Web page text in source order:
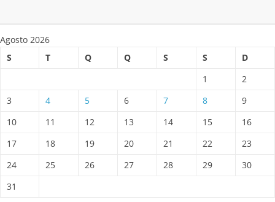
Agosto 2026
S
T Q Q S S
D
1
2
3
4 5 6 7 8
9
10
11 12 13 14 15
16
17
18 19 20 21 22
23
24
25 26 27 28 29
30
31